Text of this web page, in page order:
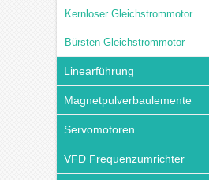
Kernloser Gleichstrommotor
Bürsten Gleichstrommotor
Linearführung
Magnetpulverbaulemente
Servomotoren
VFD Frequenzumrichter